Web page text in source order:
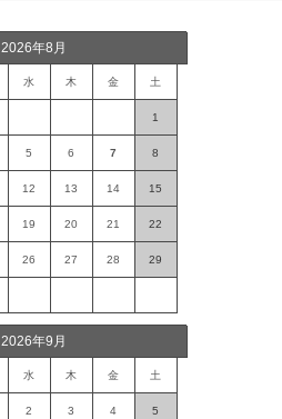
2026年8月
水 木 金 土
1
5 6 7 8
12 13 14 15
19 20 21 22
26 27 28 29
2026年9月
水 木 金 土
2 3 4 5